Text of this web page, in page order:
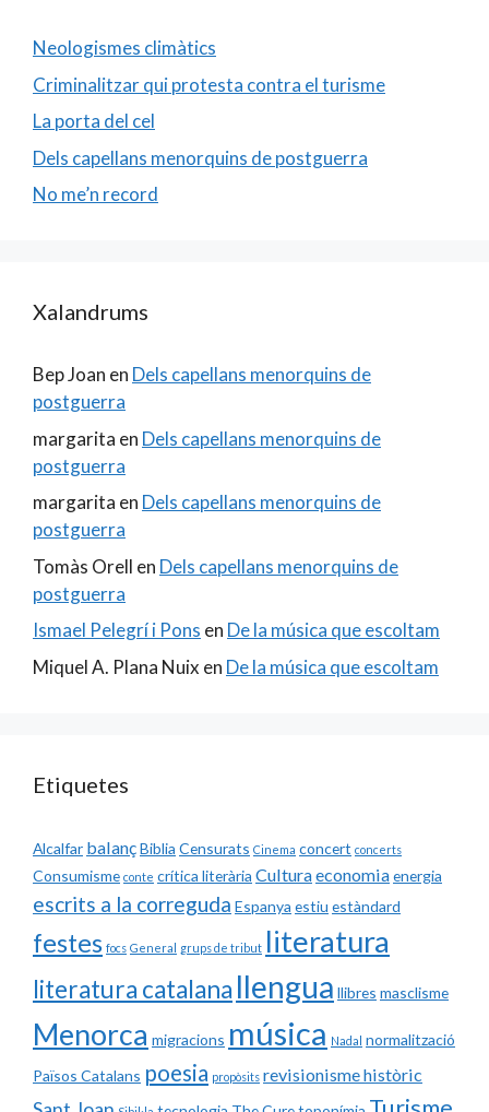
Neologismes climàtics
Criminalitzar qui protesta contra el turisme
La porta del cel
Dels capellans menorquins de postguerra
No me’n record
Xalandrums
Bep Joan en Dels capellans menorquins de
postguerra
margarita en Dels capellans menorquins de
postguerra
margarita en Dels capellans menorquins de
postguerra
Tomàs Orell en Dels capellans menorquins de
postguerra
Ismael Pelegrí i Pons en De la música que escoltam
Miquel A. Plana Nuix en De la música que escoltam
Etiquetes
Alcalfar balançBiblia Censurats Cinema concert concerts
Consumisme conte crítica literària Culturaeconomiaenergia
escrits a la correguda Espanya estiu estàndard
festes focs General grups de tribut literatura
literatura catalana llengua llibres masclisme
Menorca migracions música Nadal normalització
Països Catalans poesia propòsits revisionisme històric